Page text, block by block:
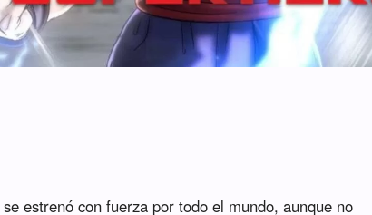
se estrenó con fuerza por todo el mundo, aunque no